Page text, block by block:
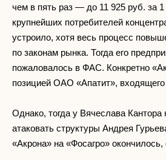
чем в пять раз — до 11 925 руб. за 1
крупнейших потребителей
устроило, хотя весь процесс
по законам рынка. Тогда его
пожаловалось в ФАС. Конкретно
позицией ОАО «Апатит», входящего
Однако, тогда у Вячеслава Кантора
атаковать структуры Андрея
«Акрона» на «Фосагро»